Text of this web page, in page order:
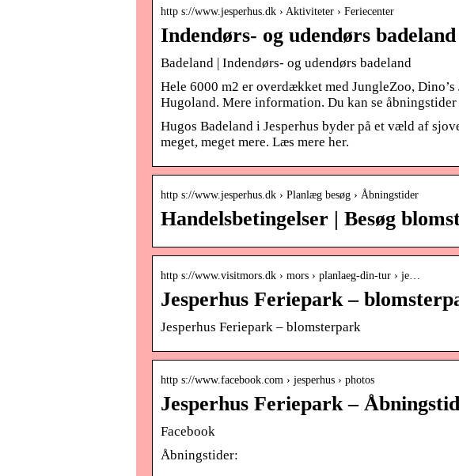
http s://www.jesperhus.dk › Aktiviteter › Feriecenter
Indendørs- og udendørs
Badeland | Indendørs- og udendørs badeland
Hele 6000 m2 er overdækket med JungleZoo,
Hugoland. Mere information. Du kan se
Hugos Badeland i Jesperhus byder på et væld af
meget, meget mere. Læs mere her.
http s://www.jesperhus.dk › Planlæg besøg › Åbningstider
Handelsbetingelser | Besøg
http s://www.visitmors.dk › mors › planlaeg-din-tur › je…
Jesperhus Feriepark –
Jesperhus Feriepark – blomsterpark
http s://www.facebook.com › jesperhus › photos
Jesperhus Feriepark –
Facebook
Åbningstider: